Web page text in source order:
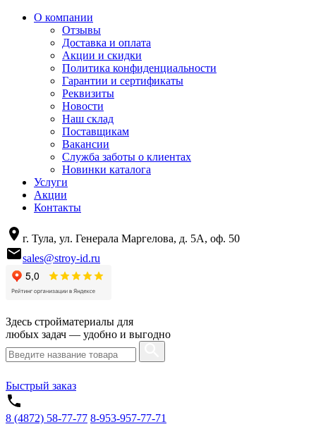
О компании
Отзывы
Доставка и оплата
Акции и скидки
Политика конфиденциальности
Гарантии и сертификаты
Реквизиты
Новости
Наш склад
Поставщикам
Вакансии
Служба заботы о клиентах
Новинки каталога
Услуги
Акции
Контакты
г. Тула, ул. Генерала Маргелова, д. 5А, оф. 50
sales@stroy-id.ru
Здесь стройматериалы для
любых задач — удобно и выгодно
Быстрый заказ
8 (4872) 58-77-77 8-953-957-77-71